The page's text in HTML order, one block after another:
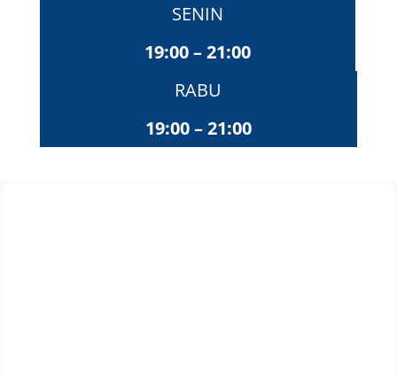
SENIN
19:00 – 21:00
RABU
19:00 – 21:00